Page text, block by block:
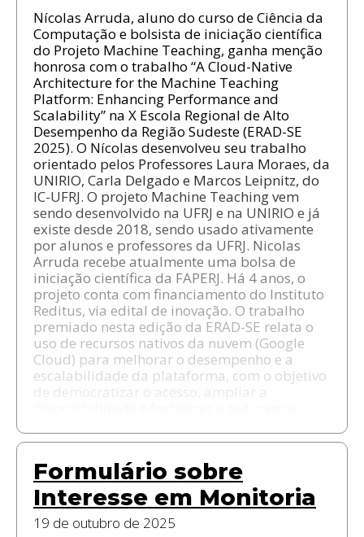
Nícolas Arruda, aluno do curso de Ciência da
Computação e bolsista de iniciação científica
do Projeto Machine Teaching, ganha menção
honrosa com o trabalho “A Cloud-Native
Architecture for the Machine Teaching
Platform: Enhancing Performance and
Scalability” na X Escola Regional de Alto
Desempenho da Região Sudeste (ERAD-SE
2025). O Nícolas desenvolveu seu trabalho
orientado pelos Professores Laura Moraes, da
UNIRIO, Carla Delgado e Marcos Leipnitz, do
IC-UFRJ. O projeto Machine Teaching vem
sendo desenvolvido na UFRJ e na UNIRIO e já
existe desde 2018, sendo usado ativamente
por alunos e professores da UFRJ. Nicolas
Arruda recebe atualmente uma bolsa de
iniciação científica da FAPERJ. Há 4 anos, o
projeto conta com financiamento do Instituto
Reditus, via edital de inovação. O trabalho
premiado nesta edição da ERAD-SE relata o
uso de recursos nativos da nuvem (Google
Cloud) para melhorar o desempenho e a
escalabilidade da plataforma, com o objetivo
de democratizar o acesso, ampliar a
Formulário sobre
Interesse em Monitoria
19 de outubro de 2025